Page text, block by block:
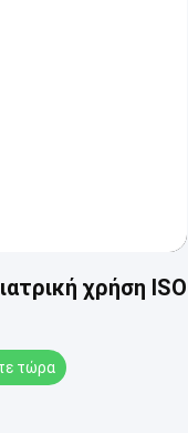
χρήση ISO
τώρα